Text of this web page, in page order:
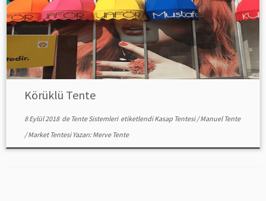
Körüklü Tente
8 Eylül 2018de Tente Sistemleri etiketlendiKasap Tentesi/Manuel Tente
/Market Tentesi Yazarı:Merve Tente